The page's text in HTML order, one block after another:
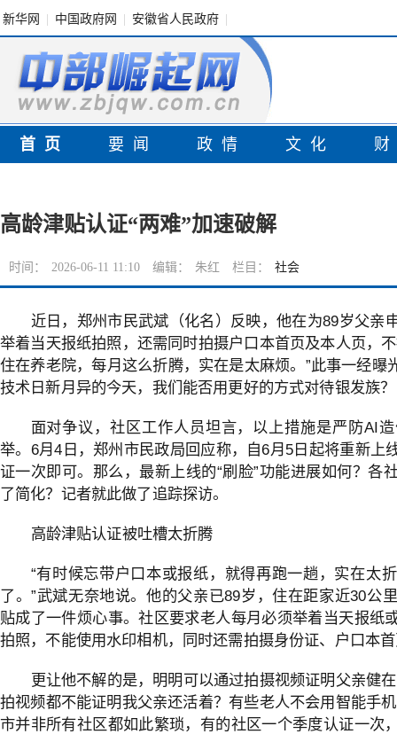
新华网 中国政府网 安徽省人民政府
首页 要闻 政情 文化
高龄津贴认证“两难”加速破解
时间： 2026-06-11 11:10 编辑： 朱红 栏目： 社会
近日，郑州市民武斌（化名）反映，他在为89岁父亲
举着当天报纸拍照，还需同时拍摄户口本首页及本人页，
住在养老院，每月这么折腾，实在是太麻烦。”此事一经曝
技术日新月异的今天，我们能否用更好的方式对待银发族？
面对争议，社区工作人员坦言，以上措施是严防AI
举。6月4日，郑州市民政局回应称，自6月5日起将重新上
证一次即可。那么，最新上线的“刷脸”功能进展如何？各
了简化？记者就此做了追踪探访。
高龄津贴认证被吐槽太折腾
“有时候忘带户口本或报纸，就得再跑一趟，实在太
了。”武斌无奈地说。他的父亲已89岁，住在距家近30公
贴成了一件烦心事。社区要求老人每月必须举着当天报纸
拍照，不能使用水印相机，同时还需拍摄身份证、户口本
更让他不解的是，明明可以通过拍摄视频证明父亲健
拍视频都不能证明我父亲还活着？有些老人不会用智能手
市并非所有社区都如此繁琐，有的社区一个季度认证一次